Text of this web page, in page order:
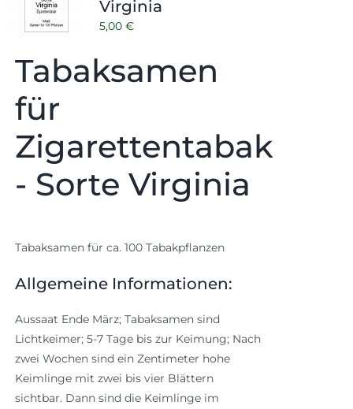
Virginia
5,00 €
Tabaksamen
für
Zigarettentabak
- Sorte Virginia
Tabaksamen für ca. 100 Tabakpflanzen
Allgemeine Informationen:
Aussaat Ende März; Tabaksamen sind
Lichtkeimer; 5-7 Tage bis zur Keimung; Nach
zwei Wochen sind ein Zentimeter hohe
Keimlinge mit zwei bis vier Blättern
sichtbar. Dann sind die Keimlinge im